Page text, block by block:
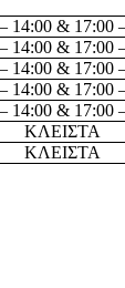
14:00 & 17:00
14:00 & 17:00
14:00 & 17:00
14:00 & 17:00
14:00 & 17:00
ΚΛΕΙΣΤΑ
ΚΛΕΙΣΤΑ